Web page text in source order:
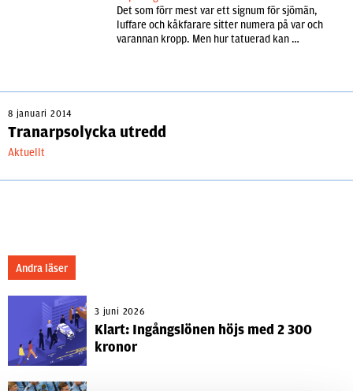
Det som förr mest var ett signum för sjömän,
luffare och kåkfarare sitter numera på var och
varannan kropp. Men hur tatuerad kan …
8 januari 2014
Tranarpsolycka utredd
Aktuellt
Andra läser
3 juni 2026
Klart: Ingångslönen höjs med 2 300
kronor